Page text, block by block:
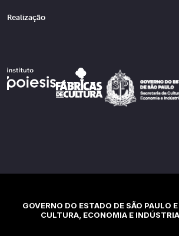
Realização
GOVERNO DO ESTADO DE SÃO PAULO
CULTURA, ECONOMIA E